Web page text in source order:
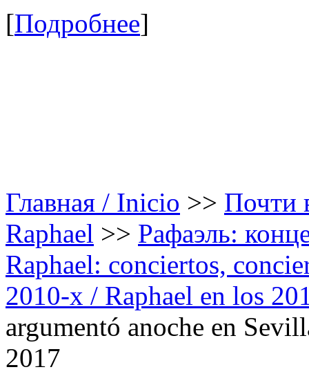
[Подробнее]
Главная / Inicio >> Почти
Raphael >> Рафаэль:
Raphael: conciertos,
2010-х / Raphael en los
argumentó anoche en
2017